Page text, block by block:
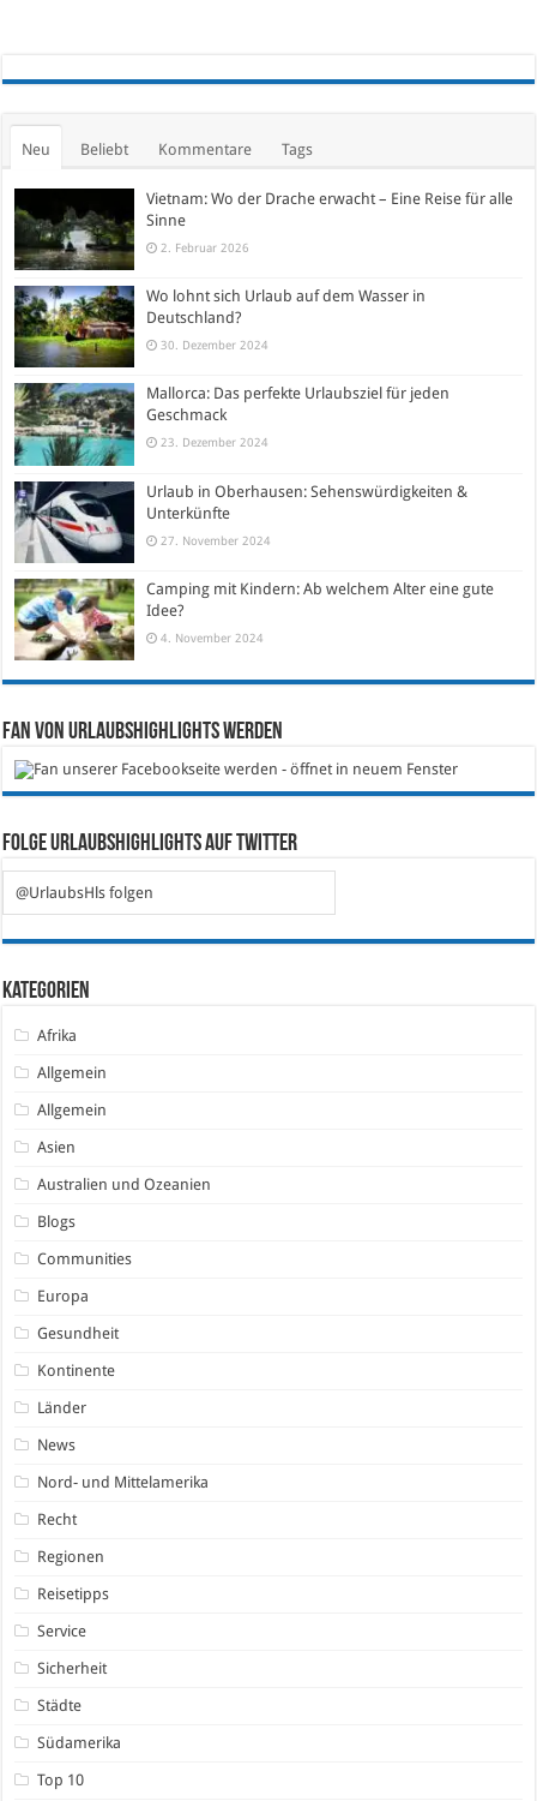
Neu Beliebt Kommentare Tags
Vietnam: Wo der Drache erwacht – Eine Reise für alle
Sinne
2. Februar 2026
Wo lohnt sich Urlaub auf dem Wasser in
Deutschland?
30. Dezember 2024
Mallorca: Das perfekte Urlaubsziel für jeden
Geschmack
23. Dezember 2024
Urlaub in Oberhausen: Sehenswürdigkeiten &
Unterkünfte
27. November 2024
Camping mit Kindern: Ab welchem Alter eine gute
Idee?
4. November 2024
Fan von Urlaubshighlights werden
Folge Urlaubshighlights auf Twitter
@UrlaubsHls folgen
Kategorien
Afrika
Allgemein
Allgemein
Asien
Australien und Ozeanien
Blogs
Communities
Europa
Gesundheit
Kontinente
Länder
News
Nord- und Mittelamerika
Recht
Regionen
Reisetipps
Service
Sicherheit
Städte
Südamerika
Top 10